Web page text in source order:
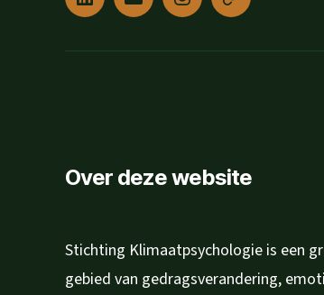
LinkedE-
Instagram
Over deze website
Stichting Klimaatpsychologie is een
gebied van gedragsverandering,